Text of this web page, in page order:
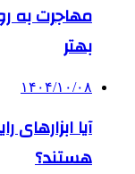
مهاجرت به
بهتر
۱۴۰۴/۱۰/۰۸
آیا
هستند؟